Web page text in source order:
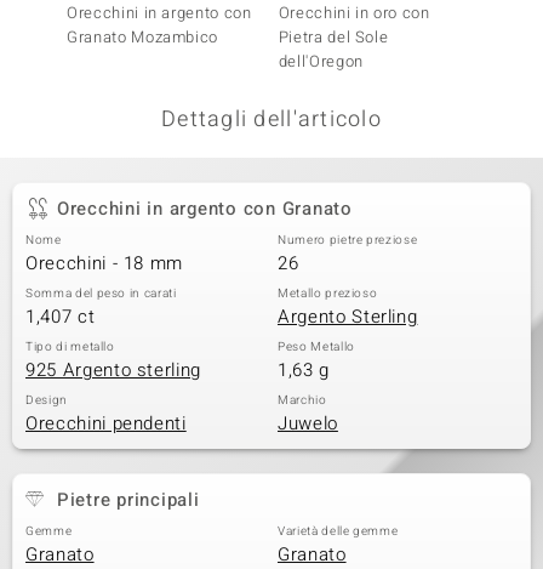
Orecchini in argento con
Granato Mozambico
Orecchini in oro con
Pietra del Sole
dell'Oregon
Dettagli dell'articolo
Orecchini in argento con Granato
Nome
Orecchini - 18 mm
Numero pietre preziose
26
Somma del peso in carati
1,407 ct
Metallo prezioso
Argento Sterling
Tipo di metallo
925 Argento sterling
Peso Metallo
1,63 g
Design
Orecchini pendenti
Marchio
Juwelo
Pietre principali
Gemme
Granato
Varietà delle gemme
Granato